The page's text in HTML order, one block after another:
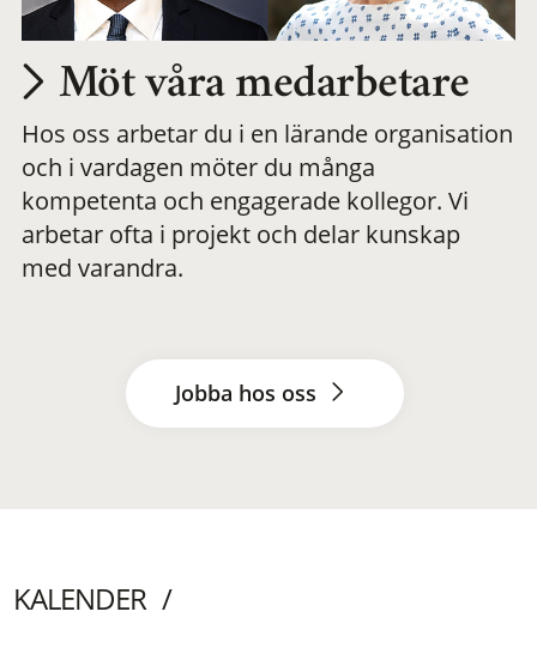
Möt våra medarbetare
Hos oss arbetar du i en lärande organisation
och i vardagen möter du många
kompetenta och engagerade kollegor. Vi
arbetar ofta i projekt och delar kunskap
med varandra.
Jobba hos oss
KALENDER